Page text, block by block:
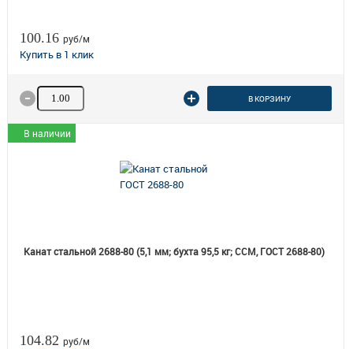
100.16 руб/м
Количество товара В КОРЗИНУ
В наличии
Канат стальной 2688-80 (5,1 мм; бухта 95,5 кг; ССМ, ГОСТ 2688-80)
104.82 руб/м